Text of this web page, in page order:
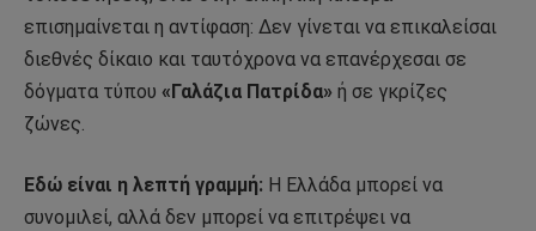
επισημαίνεται η αντίφαση: Δεν γίνεται να επικαλείσαι
διεθνές δίκαιο και ταυτόχρονα να επανέρχεσαι σε
δόγματα τύπου «Γαλάζια Πατρίδα» ή σε γκρίζες
ζώνες.
Εδώ είναι η λεπτή γραμμή: Η Ελλάδα μπορεί να
συνομιλεί, αλλά δεν μπορεί να επιτρέψει να